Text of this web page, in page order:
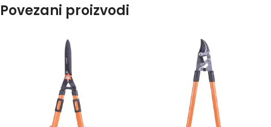
Povezani proizvodi